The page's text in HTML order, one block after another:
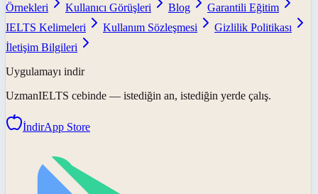
Örnekleri
Kullanıcı Görüşleri Blog
Garantili Eğitim
IELTS Kelimeleri
Kullanım Sözleşmesi
Gizlilik Politikası
İletişim Bilgileri
Uygulamayı indir
UzmanIELTS cebinde — istediğin an, istediğin yerde çalış.
İndirApp Store